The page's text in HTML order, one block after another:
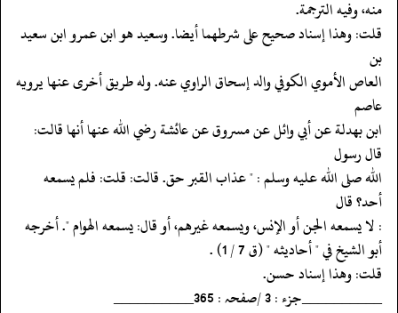
‏‏‏‏منه، وفيه الترجمة.
‏‏‏‏قلت: وهذا إسناد صحيح على شرطهما أيضا. وسعيد هو ابن عمرو ابن سعيد
بن
‏‏‏‏العاص الأموي الكوفي والد إسحاق الراوي عنه. وله طريق أخرى عنها يرويه
عاصم
‏‏‏‏ابن بهدلة عن أبي وائل عن مسروق عن عائشة رضي الله عنها أنها قالت:
قال رسول
‏‏‏‏الله صلى الله عليه وسلم : " عذاب القبر حق. قالت: قلت: فلم يسمعه
أحد؟ قال
‏‏‏‏: لا يسمعه الجن أو الإنس، ويسمعه غيرهم، أو قال: يسمعه الهوام ". أخرجه
‏‏‏‏أبو الشيخ في " أحاديثه " (ق 7 / 1) .
‏‏‏‏قلت: وهذا إسناد حسن.
‏‏‏‏__________جزء : 3 /صفحہ : 365__________